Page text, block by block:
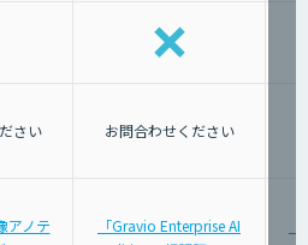
さい お問合わせください
アノテ
「Gravio Enterprise AI